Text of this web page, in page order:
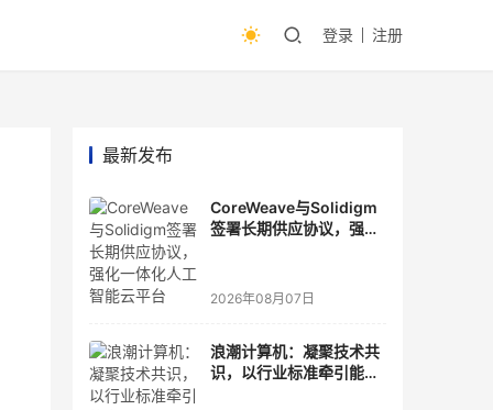
登录 注册
最新发布
CoreWeave与Solidigm
签署长期供应协议，强化
2026年08月07日
浪潮计算机：凝聚技术共
识，以行业标准牵引能力